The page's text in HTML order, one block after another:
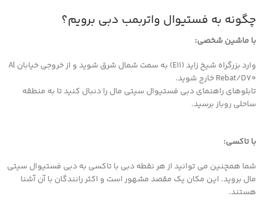
چگونه به فستیوال واتربمب دبی برویم؟
با ماشین شخصی:
وارد بزرگراه شیخ زاید (E11) به سمت شمال شرق شوید و از خروجی خیابان Al
Rebat/D70 خارج شوید.
تابلوهای راهنمای دبی فستیوال سیتی مال را دنبال کنید تا به منطقه
ساحلی روباز برسید.
با تاکسی:
شما همچنین می توانید از هر نقطه دبی با تاکسی به دبی فستیوال سیتی
مال بروید. این مکان یک مقصد مشهور است و اکثر رانندگان با آن آشنا
هستند.